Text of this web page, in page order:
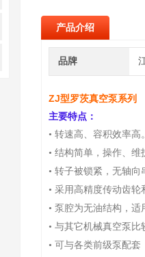
产品介绍
品牌
ZJ型罗茨真空泵系列
主要特点：
• 转速高、容积效率高
• 结构简单，操作、维
• 转子被锁紧，无轴向
• 采用高精度传动齿轮
• 泵腔为无油结构，适
• 与其它机械真空泵比
• 可与各类前级泵配套